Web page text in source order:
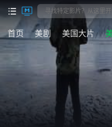
首页 美剧 美国大片